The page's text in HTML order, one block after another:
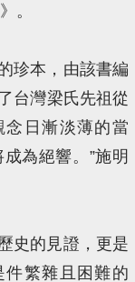
。
珍本，由該書編
台灣梁氏先祖從
念日漸淡薄的當
為絕響。”施明
史的見證，更是
件繁雜且困難的